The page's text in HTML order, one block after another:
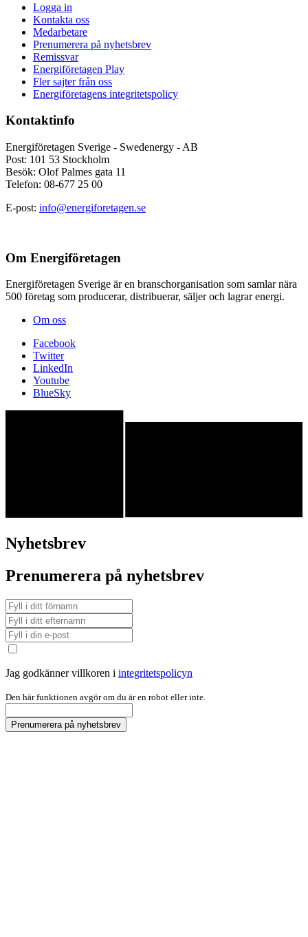
Logga in
Kontakta oss
Medarbetare
Prenumerera på nyhetsbrev
Remissvar
Energiföretagen Play
Fler sajter från oss
Energiföretagens integritetspolicy
Kontaktinfo
Energiföretagen Sverige - Swedenergy - AB
Post: 101 53 Stockholm
Besök: Olof Palmes gata 11
Telefon: 08-677 25 00
E-post: info@energiforetagen.se
Om Energiföretagen
Energiföretagen Sverige är en branschorganisation som samlar nära
500 företag som producerar, distribuerar, säljer och lagrar energi.
Om oss
Facebook
Twitter
LinkedIn
Youtube
BlueSky
Nyhetsbrev
Prenumerera på nyhetsbrev
Jag godkänner villkoren i integritetspolicyn
Den här funktionen avgör om du är en robot eller inte.